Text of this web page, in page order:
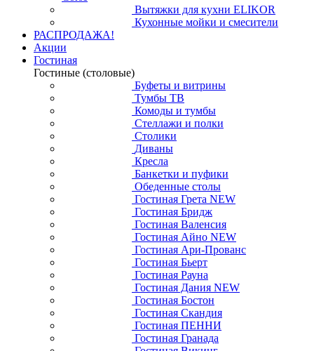
Вытяжки для кухни ELIKOR
Кухонные мойки и смесители
РАСПРОДАЖА!
Акции
Гостиная
Гостиные (столовые)
Буфеты и витрины
Тумбы ТВ
Комоды и тумбы
Стеллажи и полки
Столики
Диваны
Кресла
Банкетки и пуфики
Обеденные столы
Гостиная Грета NEW
Гостиная Бридж
Гостиная Валенсия
Гостиная Айно NEW
Гостиная Ари-Прованс
Гостиная Бьерт
Гостиная Рауна
Гостиная Дания NEW
Гостиная Бостон
Гостиная Скандия
Гостиная ПЕННИ
Гостиная Гранада